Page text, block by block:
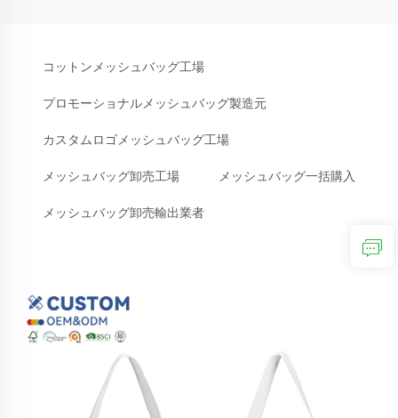
コットンメッシュバッグ工場
プロモーショナルメッシュバッグ製造元
カスタムロゴメッシュバッグ工場
メッシュバッグ卸売工場 メッシュバッグ一括購入
メッシュバッグ卸売輸出業者